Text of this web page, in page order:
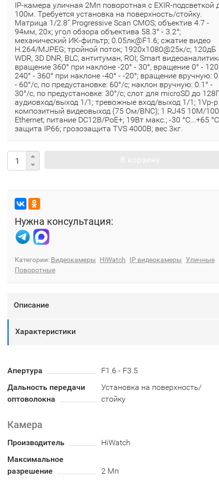
IP-камера уличная 2Мп поворотная c EXIR-подсветкой
100м. Требуется установка на поверхность/стойку.
Матрица 1/2.8’’ Progressive Scan CMOS; объектив 4.7 -
94мм, 20x; угол обзора объектива 58.3° - 3.2°;
механический ИК-фильтр; 0.05лк@F1.6; сжатие видео
H.264/MJPEG; тройной поток; 1920х1080@25к/с; 120дБ
WDR, 3D DNR, BLC, антитуман, ROI; Smart
вращение 360° при наклоне -20° - 30°, вращение 0° -
240° - 360° при наклоне -40° - -20°; вращение вручную:
- 60°/с, по предустановке: 60°/с; наклон вручную: 0.1° -
30°/с, по предустановке: 30°/с; слот для microSD до
аудиовход/выход 1/1; тревожные вход/выход 1/1; 1Vp-p
композитный видеовыход (75 Ом/BNC); 1 RJ45 10M/
Ethernet; питание DC12В/PoE+; 19Вт макс.; -30 °C...+65
защита IP66; грозозащита TVS 4000B; вес 3кг.
Нужна консультация:
Категории: Видеокамеры HiWatch IP видеокамеры Уличные
Поворотные
Описание
Характеристики
Апертура
F1.6 - F3.5
Дальность передачи
оптоволокна
Установка на поверхность/
стойку
Камера
Производитель
HiWatch
Максимальное
разрешение
2 Мп